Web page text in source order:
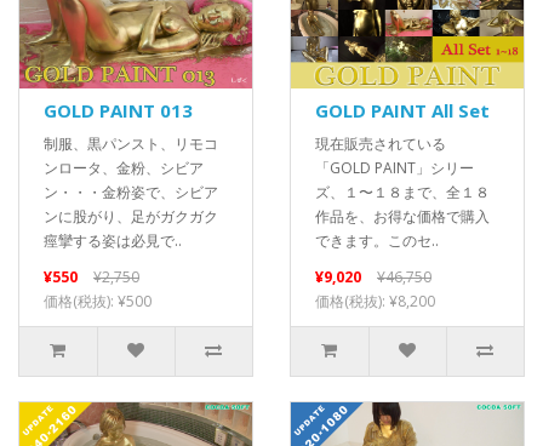
GOLD PAINT 013
制服、黒パンスト、リモコ
ンロータ、金粉、シビア
ン・・・金粉姿で、シビア
ンに股がり、足がガクガク
痙攣する姿は必見で..
¥550
¥2,750
価格(税抜): ¥500
GOLD PAINT All Set
現在販売されている
「GOLD PAINT」シリー
ズ、１〜１８まで、全１８
作品を、お得な価格で購入
できます。このセ..
¥9,020
¥46,750
価格(税抜): ¥8,200